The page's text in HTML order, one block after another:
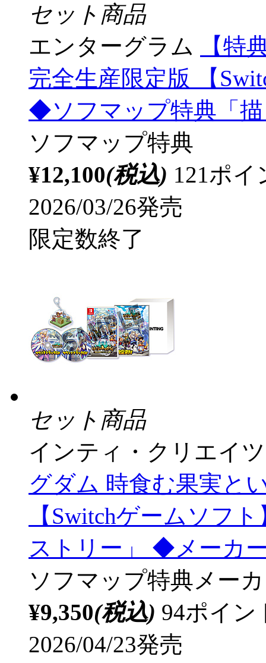
セット商品
エンターグラム
【特
完全生産限定版 【
◆ソフマップ特典「
ソフマップ特典
¥12,100(税込) 121ポ
2026/03/26発売
限定数終了
セット商品
インティ・クリエイツ
グダム 時食む果実と
【Switchゲームソフ
ストリー」 ◆メーカ
ソフマップ特典メー
¥9,350(税込) 94ポイ
2026/04/23発売